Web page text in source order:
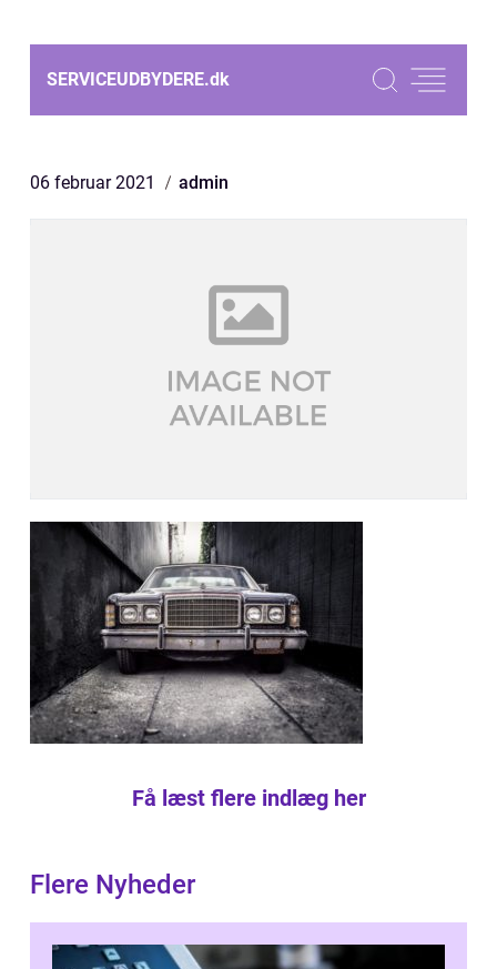
SERVICEUDBYDERE.dk
06 februar 2021 admin
Få læst flere indlæg her
Flere Nyheder